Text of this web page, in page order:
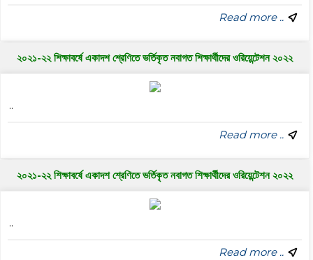
Read more ..
২০২১-২২ শিক্ষাবর্ষে একাদশ শ্রেণিতে ভর্তিকৃত নবাগত শিক্ষার্থীদের ওরিয়েন্টেশন ২০২২
..
Read more ..
২০২১-২২ শিক্ষাবর্ষে একাদশ শ্রেণিতে ভর্তিকৃত নবাগত শিক্ষার্থীদের ওরিয়েন্টেশন ২০২২
..
Read more ..